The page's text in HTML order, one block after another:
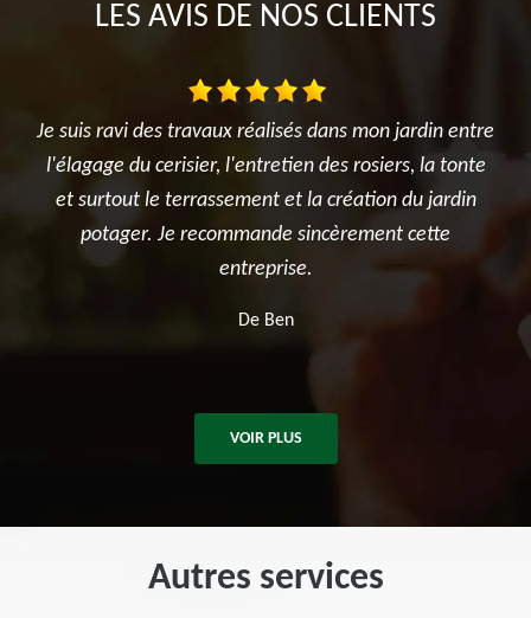
LES AVIS DE NOS CLIENTS
entre
la tonte
jardin
Très satisfait de l'intervention. Travail d'élagage
réalisé avec sérieux et professionnalisme.
été ponctuelle, efficace et a laissé le chantier
après les travaux. Je recommande sans
pour tous vos besoins en élagage et entretien
VOIR PLUS
Autres services